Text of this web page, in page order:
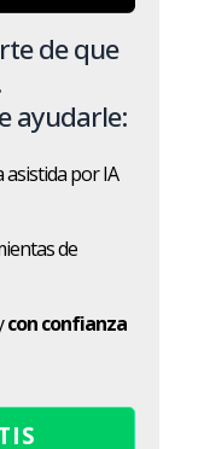
de que
ayudarle:
asistida por IA
de
con confianza